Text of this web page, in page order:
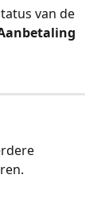
van de